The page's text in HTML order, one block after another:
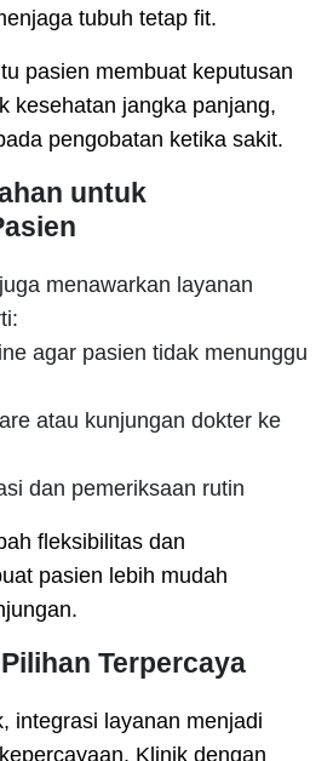
tubuh tetap fit.
pasien membuat keputusan
kesehatan jangka panjang,
pengobatan ketika sakit.
untuk
menawarkan layanan
agar pasien tidak menunggu
atau kunjungan dokter ke
dan pemeriksaan rutin
fleksibilitas dan
pasien lebih mudah
Terpercaya
integrasi layanan menjadi
Klinik dengan